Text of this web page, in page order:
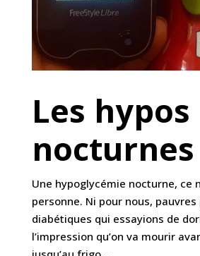
Les hypos
nocturnes
Une hypoglycémie nocturne, ce
personne. Ni pour nous,
diabétiques qui essayions de
l’impression qu’on va mourir